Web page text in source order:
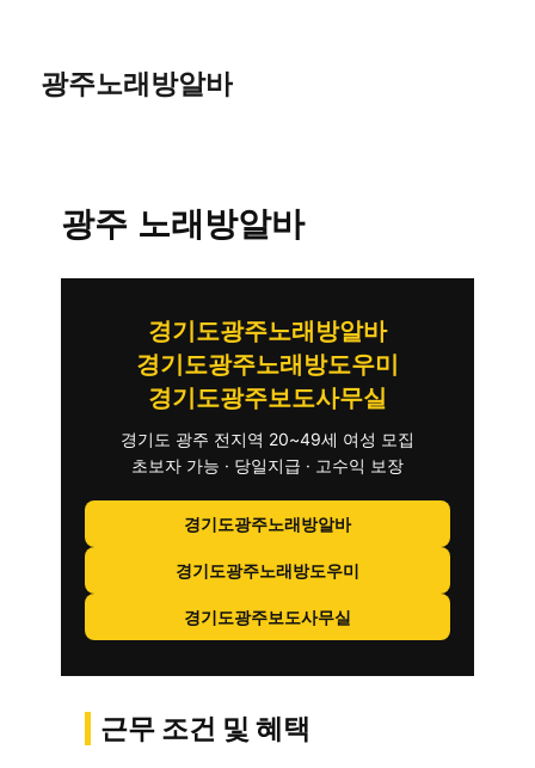
광주노래방알바
광주 노래방알바
경기도광주노래방알바
경기도광주노래방도우미
경기도광주보도사무실
경기도 광주 전지역 20~49세 여성 모집
초보자 가능 · 당일지급 · 고수익 보장
경기도광주노래방알바
경기도광주노래방도우미
경기도광주보도사무실
근무 조건 및 혜택